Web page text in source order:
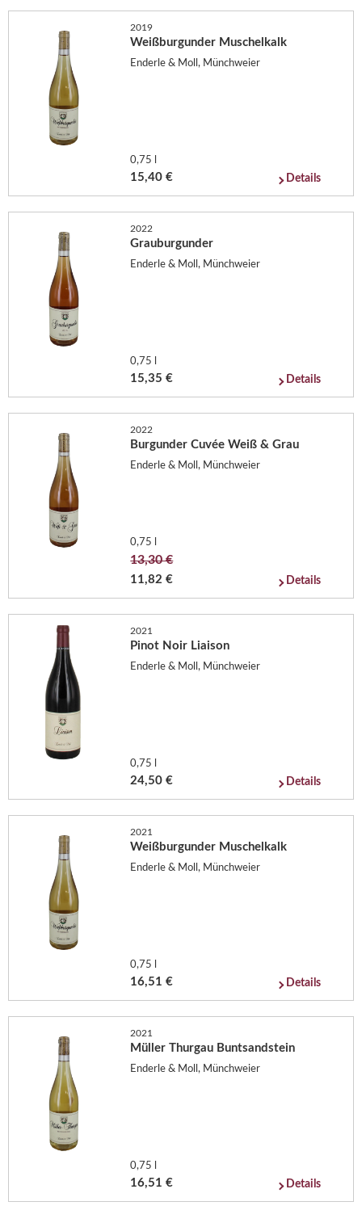
2019
Weißburgunder Muschelkalk
Enderle & Moll, Münchweier
0,75 l
15,40 € Details
2022
Grauburgunder
Enderle & Moll, Münchweier
0,75 l
15,35 € Details
2022
Burgunder Cuvée Weiß & Grau
Enderle & Moll, Münchweier
0,75 l
13,30 €
11,82 € Details
2021
Pinot Noir Liaison
Enderle & Moll, Münchweier
0,75 l
24,50 € Details
2021
Weißburgunder Muschelkalk
Enderle & Moll, Münchweier
0,75 l
16,51 € Details
2021
Müller Thurgau Buntsandstein
Enderle & Moll, Münchweier
0,75 l
16,51 € Details